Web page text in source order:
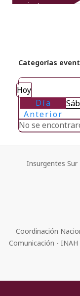
recientes
Categorías
Hoy
Día
Anterior
No se
Insurgentes Sur
Coordinación
Comunicación - INAH